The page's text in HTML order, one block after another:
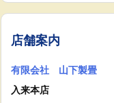
店舗案内
有限会社 山下製畳
入来本店